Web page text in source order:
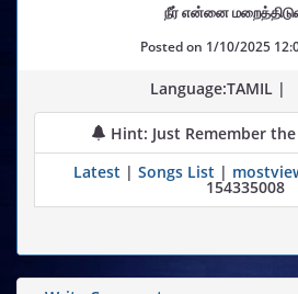
நீர் என்னை
Posted on 1/10/2025
Language:TAMIL |
Hint: Just Remember
Latest | Songs List |
154335008